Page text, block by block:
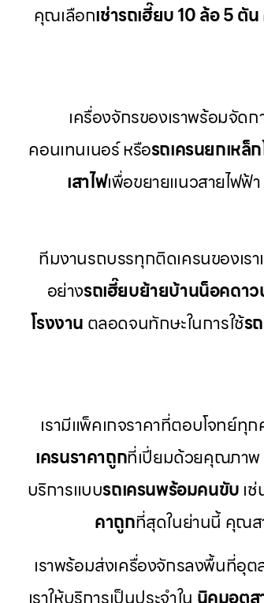
คุณเลือกเช่ารถเฮี๊ยบ 10 ล้อ 5 ตัน
เครื่องจักรของเราพร้อมจัด
คอนเทนเนอร์ หรือรถเครนยกเหล็ก
เสาไฟเพื่อขยายแนวสายไฟฟ้
ทีมงานรถบรรทุกติดเครนของเร
อย่างรถเฮี๊ยบย้ายบ้านน็อคดา
โรงงาน ตลอดจนทักษะในการใช้ร
เรามีแพ็คเกจราคาที่ตอบโจทย์ทุ
เครนราคาถูกที่เปี่ยมด้วยคุณภาพ
บริการแบบรถเครนพร้อมคนขับ เ
คาถูกที่สุดในย่านนี้ คุณ
เราพร้อมส่งเครื่องจักรลงพื้นที่